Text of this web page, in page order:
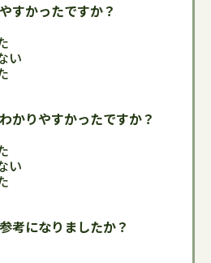
すかったですか？
い
かりやすかったですか？
い
考になりましたか？